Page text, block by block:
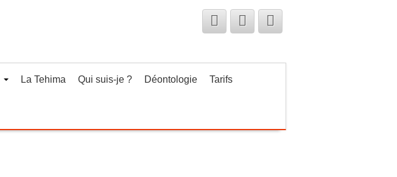
La Tehima Qui suis-je ? Déontologie Tarifs